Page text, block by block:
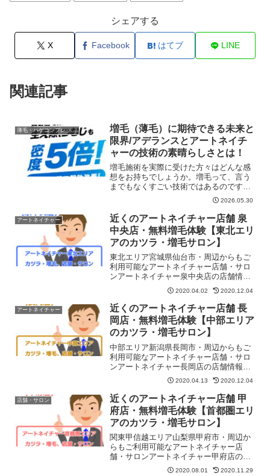
シェアする
X Facebook はてブ LINE
関連記事
薄毛・ハゲコンプレックス
増毛（薄毛）に期待できる未来と
限界/アデランスとアートネイチ
ャーの技術の素晴らしさとは！
増毛施術を実際に受けた方々はどんな感
想をお持ちでしょうか。増毛って、言う
までもなくすごい技術ではあるのです
が、100％満足ではないという感想もあり
ます。そこで、今回は、来るべき増毛の
未来について語っていきたいと思いま
す。ただし、こんなことを実現して欲し
いと思うものの、そこには技術を結集し
ても到達できない事情もあるかもしれま
せん……。未来を語る上で限界が見えて
きたら、それについてもお話ししたいと
思います。この記事は、これから増毛を
受けたいと思っている方々にぜひ読んで
欲しいと思います！
2026.05.30
アートネイチャー
近くのアートネイチャー店舗 泉
中央店・無料増毛体験【東北エリ
アのカツラ・増毛サロン】
東北エリア宮城県仙台市・周辺からもご
利用可能なアートネイチャー店舗・サロ
ンアートネイチャー泉中央店の店舗情
報・地図・住所・予約・営業日・定休
日・営業時間などを紹介しています。無
料お試しや無料増毛体験もコチラご予約
できます。アートネイチャー泉中央店は
「SWING」の5F南ウィングです。
2020.04.02 2020.12.04
アートネイチャー
近くのアートネイチャー店舗 長
岡店・無料増毛体験【中部エリア
のカツラ・増毛サロン】
中部エリア新潟県長岡市・周辺からもご
利用可能なアートネイチャー店舗・サロ
ンアートネイチャー長岡店の店舗情報・
地図・住所・予約・営業日・定休日・営
業時間などを紹介しています。無料お試
しや無料増毛体験もコチラご予約できま
す。「山嘉ビル」の5Fです。JR線長岡駅
大手口より徒歩3分です。
2020.04.13 2020.12.04
店舗・サロン
近くのアートネイチャー店舗 甲
府店・無料増毛体験【首都圏エリ
アのカツラ・増毛サロン】
関東甲信越エリア山梨県甲府市・周辺か
らもご利用可能なアートネイチャー店
舗・サロンアートネイチャー甲府店の店
舗情報・地図・住所・予約・営業日・定
2020.08.01 2020.11.29